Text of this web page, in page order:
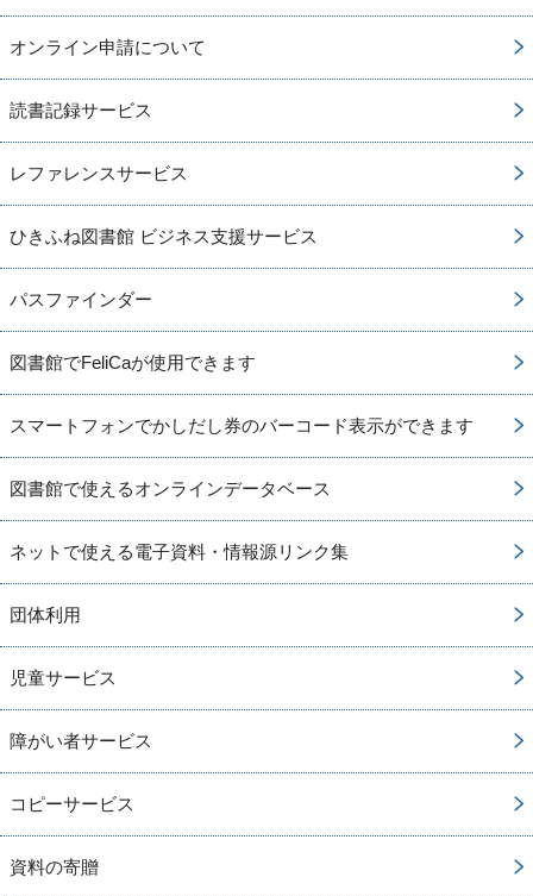
オンライン申請について
読書記録サービス
レファレンスサービス
ひきふね図書館 ビジネス支援サービス
パスファインダー
図書館でFeliCaが使用できます
スマートフォンでかしだし券のバーコード表示ができます
図書館で使えるオンラインデータベース
ネットで使える電子資料・情報源リンク集
団体利用
児童サービス
障がい者サービス
コピーサービス
資料の寄贈